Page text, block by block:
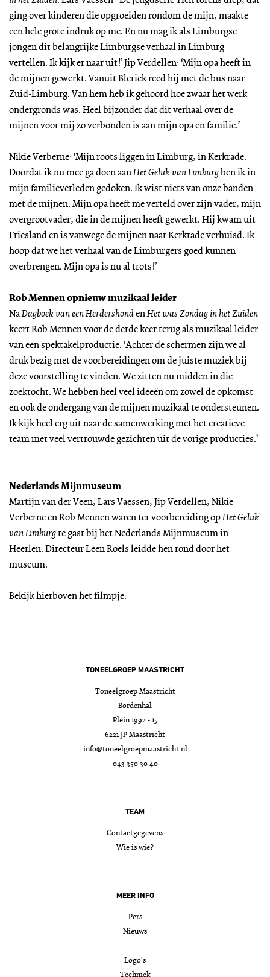
ging over kinderen die opgroeiden rondom de mijn, maakte
een hele grote indruk op me. En nu mag ik als Limburgse
jongen dit belangrijke Limburgse verhaal in Limburg
vertellen. Ik kijk er naar uit!’ Jip Verdellen: ‘Mijn opa heeft in
de mijnen gewerkt. Vanuit Blerick reed hij met de bus naar
Zuid-Limburg. Van hem heb ik gehoord hoe zwaar het werk
ondergronds was. Heel bijzonder dat dit verhaal over de
mijnen voor mij zo verbonden is aan mijn opa en familie.’
Nikie Verberne: ‘Mijn roots liggen in Limburg, in Kerkrade.
Doordat ik nu mee ga doen aanHet Geluk van Limburg ben ik in
mijn familieverleden gedoken. Ik wist niets van onze banden
met de mijnen. Mijn opa heeft me verteld over zijn vader, mijn
overgrootvader, die in de mijnen heeft gewerkt. Hij kwam uit
Friesland en is vanwege de mijnen naar Kerkrade verhuisd. Ik
hoop dat we het verhaal van de Limburgers goed kunnen
overbrengen. Mijn opa is nu al trots!’
Rob Mennen opnieuw muzikaal leider
NaDagboek van een HerdershondenHet was Zondag in het Zuiden
keert Rob Mennen voor de derde keer terug als muzikaal leider
van een spektakelproductie. ‘Achter de schermen zijn we al
druk bezig met de voorbereidingen om de juiste muziek bij
deze voorstelling te vinden. We zitten nu midden in die
zoektocht. We hebben heel veel ideeën om zowel de opkomst
en ook de ondergang van de mijnen muzikaal te ondersteunen.
Ik kijk heel erg uit naar de samenwerking met het creatieve
team met veel vertrouwde gezichten uit de vorige producties.’
Nederlands Mijnmuseum
Martijn van der Veen, Lars Vaessen, Jip Verdellen, Nikie
Verberne en Rob Mennen waren ter voorbereiding opHet Geluk
van Limburgte gast bij het Nederlands Mijnmuseum in
Heerlen. Directeur Leen Roels leidde hen rond door het
museum.
Bekijk hierboven het filmpje.
TONEELGROEP MAASTRICHT
Toneelgroep Maastricht
Bordenhal
Plein 1992 - 15
6221 JP Maastricht
info@toneelgroepmaastricht.nl
043 350 30 40
TEAM
Contactgegevens
Wie is wie?
MEER INFO
Pers
Nieuws
Logo's
Techniek